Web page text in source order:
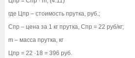
где Цпр – стоимость прутка, руб.;
Спр – цена за 1 кг прутка, Спр = 22 руб/кг;
m – масса прутка, кг
Цпр = 22 ·18 = 396 руб.